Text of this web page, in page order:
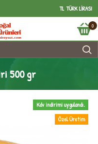
TL TÜRK LIRASI
0
500 gr
Özel Üretim
Kdv indirimi uygulandı.